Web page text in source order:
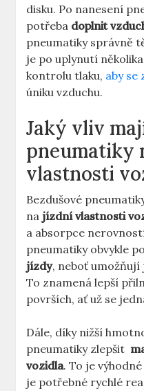
disku.‍ Po nanesení
potřeba doplnit
pneumatiky správně
je⁤ po uplynutí
kontrolu tlaku, aby se
úniku vzduchu.
Jaký ‌vliv
pneumatiky⁢
vlastnosti
Bezdušové
na jízdní ⁤vlastnosti
a ⁢absorpce
pneumatiky⁣ obvykle
jízdy, neboť
To ⁤znamená lepší
površích, ať⁤ už se
Dále, díky nižší
pneumatiky zlepšit ⁤
vozidla. ‍To je
je potřebné ‍rychlé